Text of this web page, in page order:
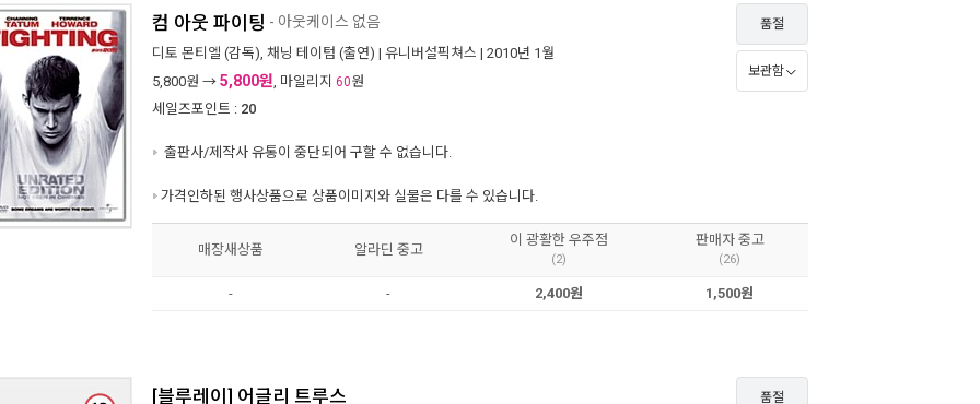
컴 아웃 파이팅 - 아웃케이스 없음
디토 몬티엘 (감독), 채닝 테이텀 (출연) | 유니버설픽쳐스 | 2010년 1월
5,800원 → 5,800원, 마일리지 60원
세일즈포인트 : 20
출판사/제작사 유통이 중단되어 구할 수 없습니다.
가격인하된 행사상품으로 상품이미지와 실물은 다를 수 있습니다.
품절
보관함
매장새상품 알라딘 중고
이 광활한 우주점
(2)
판매자 중고
(26)
- - 2,400원 1,500원
[블루레이] 어글리 트루스 품절